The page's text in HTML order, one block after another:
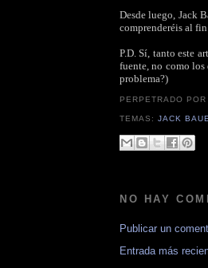
Desde luego, Jack
comprenderéis al
P.D. Sí, tanto este
fuente, no como los
problema?)
PERPETRADO
TEMAS:JACK
NO HAY
Publicar un
Entrada más